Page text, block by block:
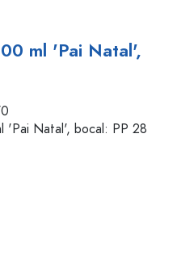
ml 'Pai Natal',